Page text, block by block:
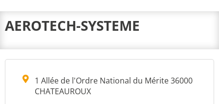
AEROTECH-SYSTEME
1 Allée de l'Ordre National du Mérite 36000
CHATEAUROUX